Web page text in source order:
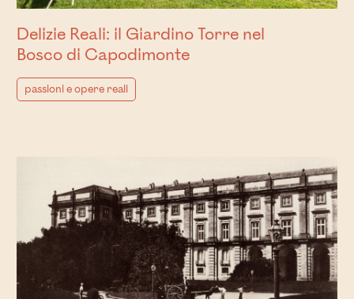
Delizie Reali: il Giardino Torre nel
Bosco di Capodimonte
passioni e opere reali